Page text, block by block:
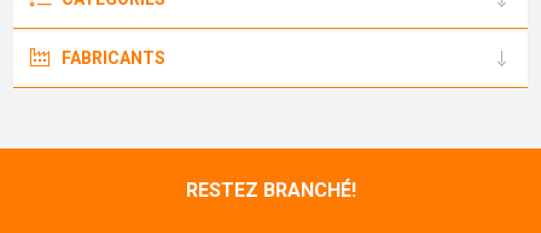
FABRICANTS
RESTEZ BRANCHÉ!